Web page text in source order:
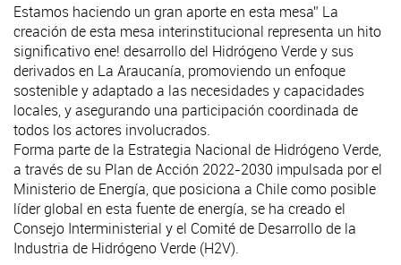
Estamos haciendo un gran aporte en esta mesa” La
creación de esta mesa interinstitucional representa un hito
significativo ene! desarrollo del Hidrógeno Verde y sus
derivados en La Araucanía, promoviendo un enfoque
sostenible y adaptado a las necesidades y capacidades
locales, y asegurando una participación coordinada de
todos los actores involucrados.
Forma parte de la Estrategia Nacional de Hidrógeno Verde,
a través de su Plan de Acción 2022-2030 impulsada por el
Ministerio de Energía, que posiciona a Chile como posible
líder global en esta fuente de energía, se ha creado el
Consejo Interministerial y el Comité de Desarrollo de la
Industria de Hidrógeno Verde (H2V).